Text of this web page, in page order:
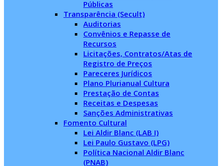
Públicas
Transparência (Secult)
Auditorias
Convênios e Repasse de
Recursos
Licitações, Contratos/Atas de
Registro de Preços
Pareceres Jurídicos
Plano Plurianual Cultura
Prestação de Contas
Receitas e Despesas
Sanções Administrativas
Fomento Cultural
Lei Aldir Blanc (LAB I)
Lei Paulo Gustavo (LPG)
Política Nacional Aldir Blanc
(PNAB)